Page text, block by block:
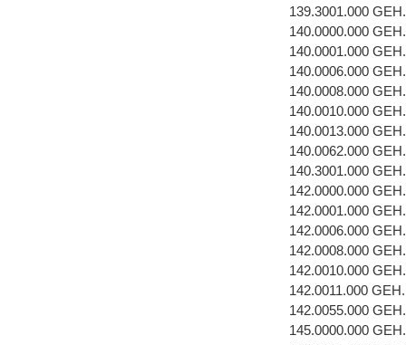
139.3001.000
140.0000.000
140.0001.000
140.0006.000
140.0008.000
140.0010.000
140.0013.000
140.0062.000
140.3001.000
142.0000.000
142.0001.000
142.0006.000
142.0008.000
142.0010.000
142.0011.000
142.0055.000
145.0000.000